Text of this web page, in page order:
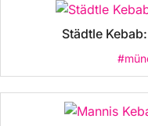
Städtle